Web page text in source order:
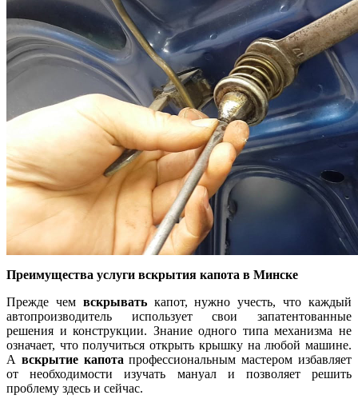
Преимущества услуги вскрытия капота в Минске
Прежде чем вскрыватькапот, нужно учесть, что каждый
автопроизводитель использует свои запатентованные
решения и конструкции. Знание одного типа механизма не
означает, что получиться открыть крышку на любой машине.
А вскрытие капота профессиональным мастером избавляет
от необходимости изучать мануал и позволяет решить
проблему здесь и сейчас.